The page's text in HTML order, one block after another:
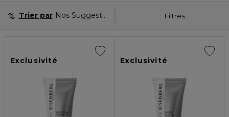
Filtres
Trier par Nos Suggestions
Exclusivité Exclusivité